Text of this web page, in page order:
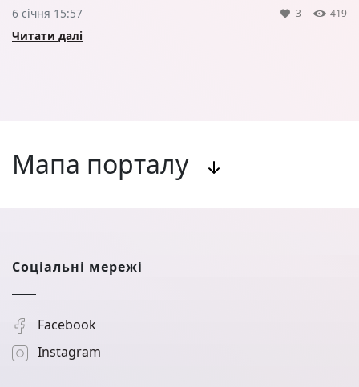
6 січня 15:57 3 419
Читати далі
Мапа порталу
Соціальні мережі
Facebook
Instagram